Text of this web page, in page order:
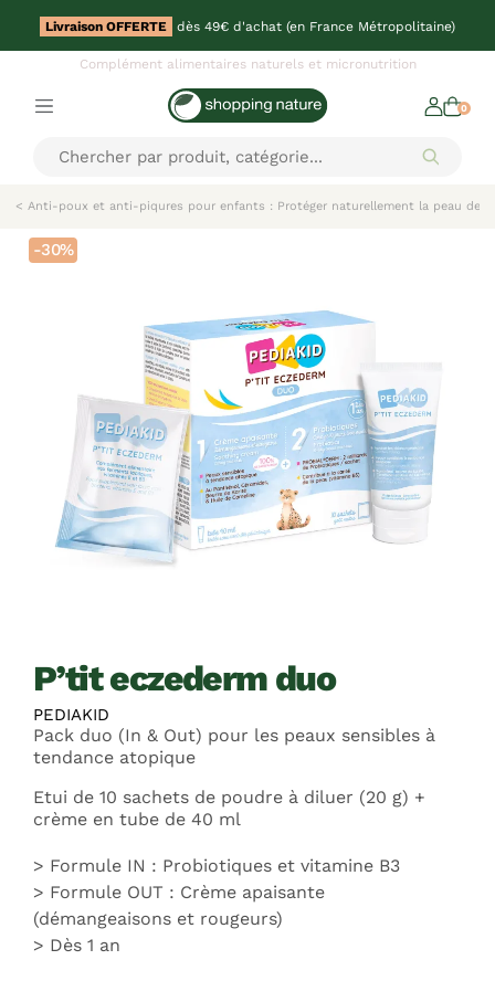
Livraison OFFERTE dès 49€ d'achat (en France Métropolitaine)
Complément alimentaires naturels et micronutrition
0
< Anti-poux et anti-piqures pour enfants : Protéger naturellement la peau
p’tit eczederm duo
PEDIAKID
Pack duo (In & Out) pour les peaux sensibles à
tendance atopique
Etui de 10 sachets de poudre à diluer (20 g) +
crème en tube de 40 ml
Formule IN : Probiotiques et vitamine B3
Formule OUT : Crème apaisante
(démangeaisons et rougeurs)
Dès 1 an
-30%